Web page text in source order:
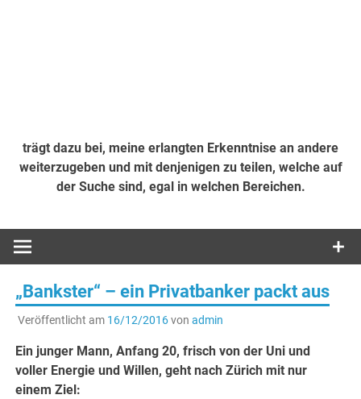
trägt dazu bei, meine erlangten Erkenntnise an andere
weiterzugeben und mit denjenigen zu teilen, welche auf
der Suche sind, egal in welchen Bereichen.
„Bankster“ – ein Privatbanker packt aus
Veröffentlicht am 16/12/2016von admin
Ein junger Mann, Anfang 20, frisch von der Uni und
voller Energie und Willen, geht nach Zürich mit nur
einem Ziel: